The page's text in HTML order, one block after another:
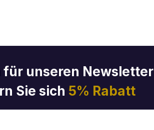
für unseren
Sie sich 5% Rabatt